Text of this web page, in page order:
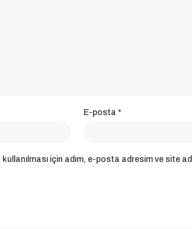
E-posta *
için adım, e-posta adresim ve site